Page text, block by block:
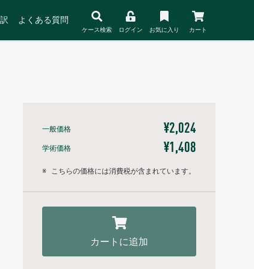
よくある質問
ケース検索 ログイン お気に入り カート
一般価格 ¥2,024
学術価格 ¥1,408
※ こちらの価格には消費税が含まれています。
カートに追加